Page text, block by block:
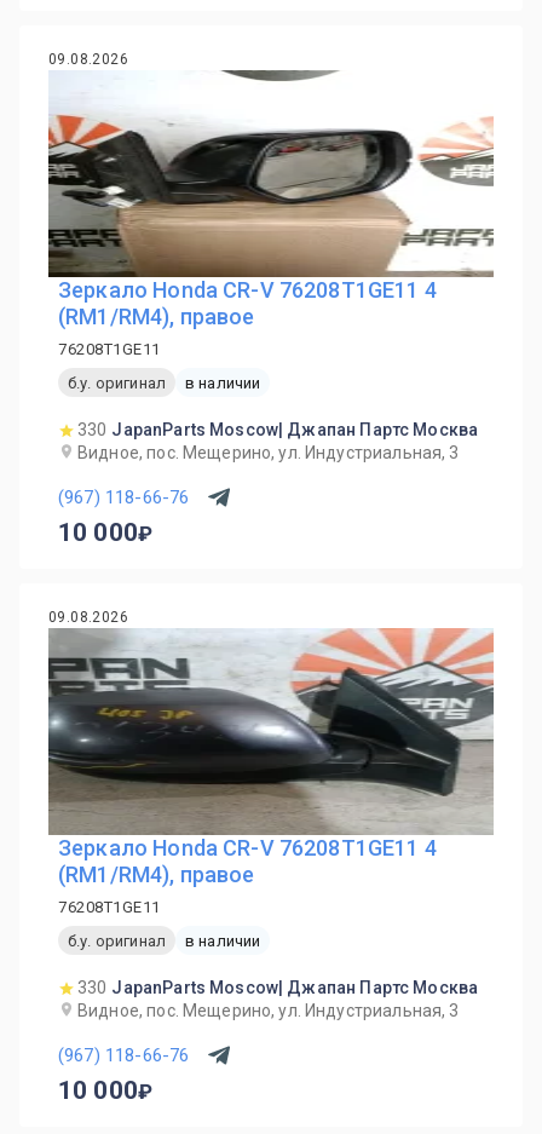
09.08.2026
Зеркало Honda CR-V 76208T1GE11 4
(RM1/RM4), правое
76208T1GE11
б.у. оригинал
в наличии
330 JapanParts Moscow| Джапан Партс Москва
Видное, пос. Мещерино, ул. Индустриальная, 3
(967) 118-66-76
10 000
09.08.2026
Зеркало Honda CR-V 76208T1GE11 4
(RM1/RM4), правое
76208T1GE11
б.у. оригинал
в наличии
330 JapanParts Moscow| Джапан Партс Москва
Видное, пос. Мещерино, ул. Индустриальная, 3
(967) 118-66-76
10 000